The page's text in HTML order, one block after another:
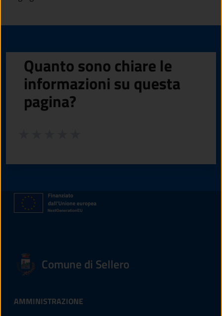
Quanto sono chiare le
informazioni su questa
pagina?
Comune di Sellero
AMMINISTRAZIONE